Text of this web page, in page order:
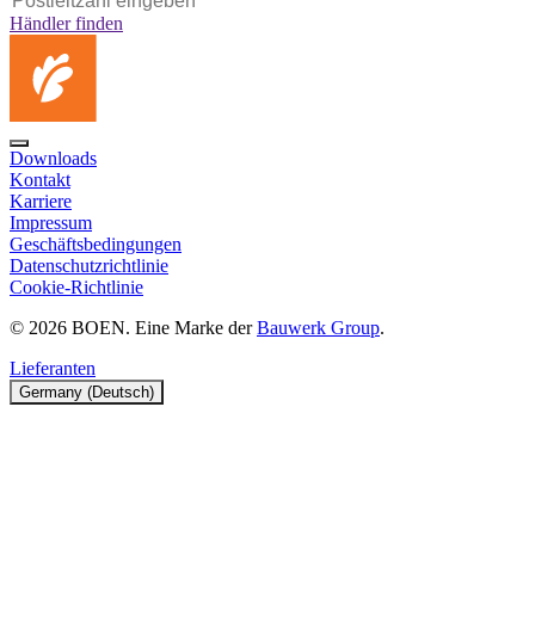
Händler finden
Downloads
Kontakt
Karriere
Impressum
Geschäftsbedingungen
Datenschutzrichtlinie
Cookie-Richtlinie
© 2026 BOEN. Eine Marke derBauwerk Group.
Lieferanten
Germany (Deutsch)